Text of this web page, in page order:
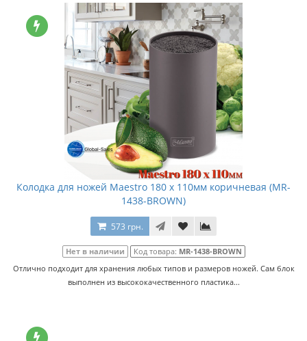
Колодка для ножей Maestro 180 x 110мм коричневая (MR-
1438-BROWN)
573 грн.
Нет в наличии Код товара: MR-1438-BROWN
Отлично подходит для хранения любых типов и размеров ножей. Сам блок
выполнен из высококачественного пластика...